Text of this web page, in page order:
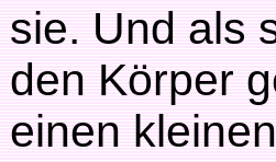
sie. Und als
den Körper
einen